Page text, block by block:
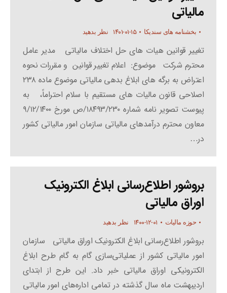
مالیاتی
بخشنامه های سندیکا ۱۴۰۱-۰۱-۱۵ نظر بدهید
تغییر قوانین هیات های حل اختلاف مالیاتی مدیر عامل
محترم شرکت موضوع: اعلام تغییر قوانین و مقررات نحوه
اعتراض به برگه های ابلاغ بدهی مالیاتی موضوع ماده ۲۳۸
اصلاحی قانون مالیات های مستقیم با سلام احتراماً، به
پیوست تصویر نامه شماره ۱۸۴۹۳/۲۳۰/ص مورخ ۹/۱۲/۱۴۰۰
معاون محترم درآمدهای مالیاتی سازمان امور مالیاتی کشور
در…
بروشور اطلاع‌رسانی ابلاغ الکترونیک
اوراق مالیاتی
حوزه مالیات ۱۴۰۰-۱۲-۰۱ نظر بدهید
بروشور اطلاع‌رسانی ابلاغ الکترونیک اوراق مالیاتی سازمان
امور مالیاتی کشور از عملیاتی‌سازی گام به گام طرح ابلاغ
الکترونیکی اوراق مالیاتی خبر داد. این طرح از ابتدای
اردیبهشت ماه سال گذشته در تمامی اداره‌های امور مالیاتی